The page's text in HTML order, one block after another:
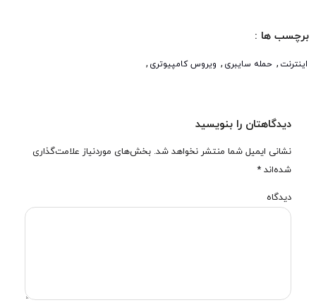
برچسب ها :
اینترنت , حمله سایبری , ویروس کامپیوتری ,
دیدگاهتان را بنویسید
نشانی ایمیل شما منتشر نخواهد شد. بخش‌های موردنیاز علامت‌گذاری
شده‌اند *
دیدگاه